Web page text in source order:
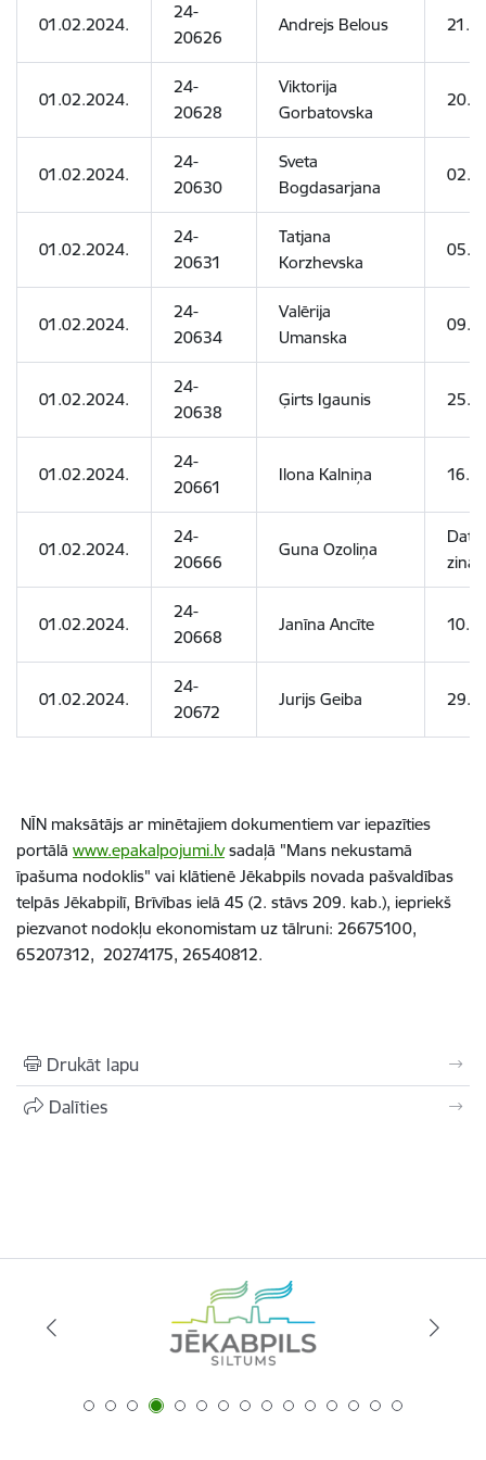
01.02.2024.
24-
20626
Andrejs Belous
01.02.2024.
24-
20628
Viktorija
Gorbatovska
01.02.2024.
24-
20630
Sveta
Bogdasarjana
01.02.2024.
24-
20631
Tatjana
Korzhevska
01.02.2024.
24-
20634
Valērija
Umanska
01.02.2024.
24-
20638
Ģirts Igaunis
01.02.2024.
24-
20661
Ilona Kalniņa
01.02.2024.
24-
20666
Guna Ozoliņa
Dati
01.02.2024.
24-
20668
Janīna Ancīte
01.02.2024.
24-
20672
Jurijs Geiba
NĪN maksātājs ar minētajiem dokumentiem var iepazīties
portālā www.epakalpojumi.lvsadaļā "Mans nekustamā
īpašuma nodoklis" vai klātienē Jēkabpils novada pašvaldības
telpās Jēkabpilī, Brīvības ielā 45 (2. stāvs 209. kab.), iepriekš
piezvanot nodokļu ekonomistam uz tālruni: 26675100,
65207312, 20274175, 26540812.
Drukāt lapu
Dalīties